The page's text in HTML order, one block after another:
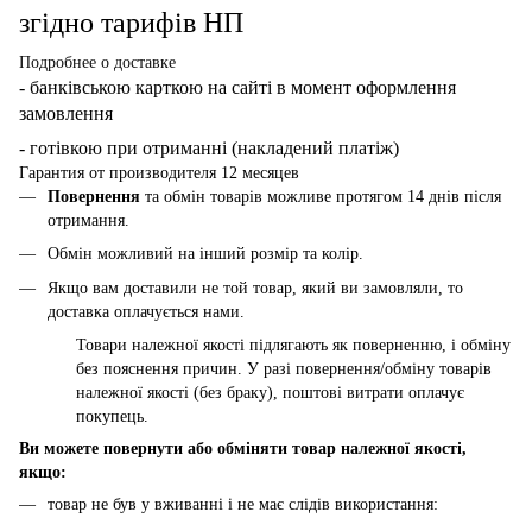
згідно тарифів НП
Подробнее о доставке
- банківською карткою на сайті в момент оформлення
замовлення
- готівкою при отриманні (накладений платіж)
Гарантия от производителя 12 месяцев
Повернення та обмін товарів можливе протягом 14 днів після
отримання.
Обмін можливий на інший розмір та колір.
Якщо вам доставили не той товар, який ви замовляли, то
доставка оплачується нами.
Товари належної якості підлягають як поверненню, і обміну
без пояснення причин. У разі повернення/обміну товарів
належної якості (без браку), поштові витрати оплачує
покупець.
Ви можете повернути або обміняти товар належної якості,
якщо:
товар не був у вживанні і не має слідів використання: